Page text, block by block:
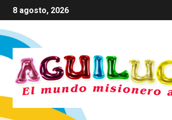
8 agosto, 2026